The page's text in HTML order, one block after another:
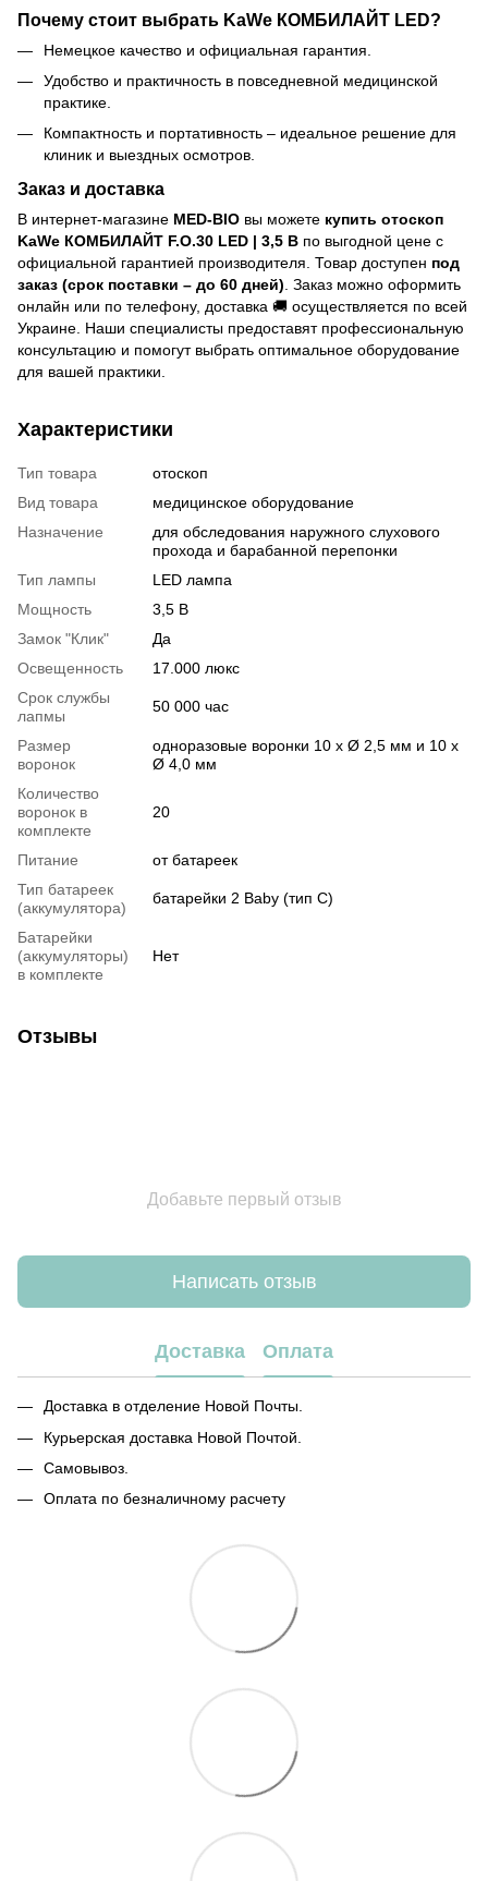
Почему стоит выбрать KaWe КОМБИЛАЙТ LED?
Немецкое качество и официальная гарантия.
Удобство и практичность в повседневной медицинской
практике.
Компактность и портативность – идеальное решение для
клиник и выездных осмотров.
Заказ и доставка
В интернет-магазине MED-BIO вы можете купить отоскоп
KaWe КОМБИЛАЙТ F.O.30 LED | 3,5 В по выгодной цене с
официальной гарантией производителя. Товар доступен под
заказ (срок поставки – до 60 дней) . Заказ можно оформить
онлайн или по телефону, доставка 🚚 осуществляется по всей
Украине. Наши специалисты предоставят профессиональную
консультацию и помогут выбрать оптимальное оборудование
для вашей практики.
Характеристики
Тип товара
отоскоп
Вид товара
медицинское оборудование
Назначение
для обследования наружного слухового
прохода и барабанной перепонки
Тип лампы
LED лампа
Мощность
3,5 В
Замок "Клик"
Да
Освещенность
17.000 люкс
Срок службы
лапмы
50 000 час
Размер
воронок
одноразовые воронки 10 x Ø 2,5 мм и 10 x
Ø 4,0 мм
Количество
воронок в
комплекте
20
Питание
от батареек
Тип батареек
(аккумулятора)
батарейки 2 Baby (тип C)
Батарейки
(аккумуляторы)
в комплекте
Нет
Отзывы
Добавьте первый отзыв
Написать отзыв
Доставка Оплата
Доставка в отделение Новой Почты.
Курьерская доставка Новой Почтой.
Самовывоз.
Оплата по безналичному расчету